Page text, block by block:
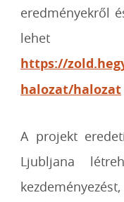
eredményekről
lehet
https://
halozat/halozat
A projekt
Ljubljana